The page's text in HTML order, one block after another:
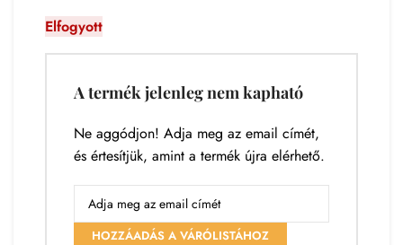
Elfogyott
A termék jelenleg nem kapható
Ne aggódjon! Adja meg az email címét,
és értesítjük, amint a termék újra elérhető.
HOZZÁADÁS A VÁRÓLISTÁHOZ